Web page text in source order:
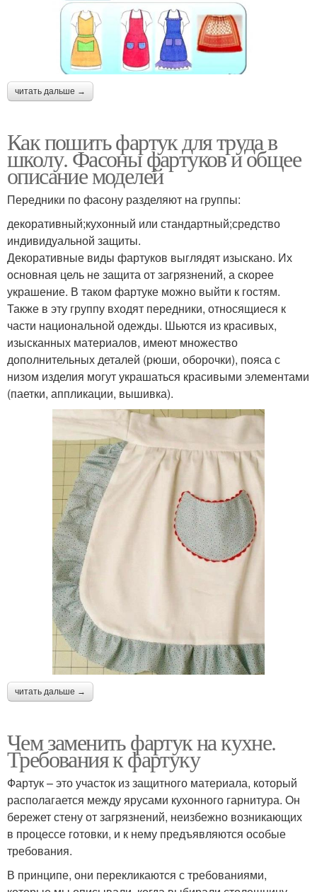
читать дальше →
Как пошить фартук для труда в
школу. Фасоны фартуков и общее
описание моделей
Передники по фасону разделяют на группы:
декоративный;кухонный или стандартный;средство
индивидуальной защиты.
Декоративные виды фартуков выглядят изыскано. Их
основная цель не защита от загрязнений, а скорее
украшение. В таком фартуке можно выйти к гостям.
Также в эту группу входят передники, относящиеся к
части национальной одежды. Шьются из красивых,
изысканных материалов, имеют множество
дополнительных деталей (рюши, оборочки), пояса с
низом изделия могут украшаться красивыми элементами
(паетки, аппликации, вышивка).
читать дальше →
Чем заменить фартук на кухне.
Требования к фартуку
Фартук – это участок из защитного материала, который
располагается между ярусами кухонного гарнитура. Он
бережет стену от загрязнений, неизбежно возникающих
в процессе готовки, и к нему предъявляются особые
требования.
В принципе, они перекликаются с требованиями,